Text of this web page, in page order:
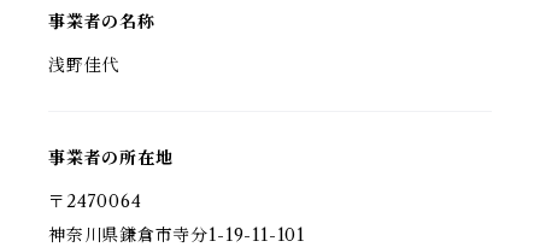
事業者の名称
浅野佳代
事業者の所在地
〒2470064
神奈川県鎌倉市寺分1-19-11-101